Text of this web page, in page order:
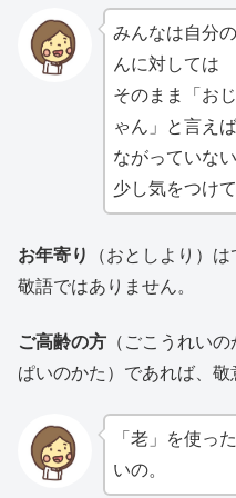
みんなは自分
んに対しては
そのまま「お
ゃん」と言え
ながっていな
少し気をつけて
お年寄り
（おとしより）
敬語ではありません。
ご高齢の方 （ごこうれい
ぱいのかた）であれば、敬
「老」を使っ
いの。